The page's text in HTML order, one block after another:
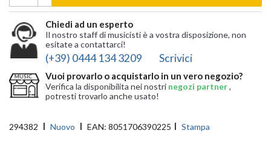
Chiedi ad un esperto
Il nostro staff di musicisti è a vostra disposizione, non
esitate a contattarci!
(+39) 0444 134 3209 Scrivici
Vuoi provarlo o acquistarlo in un vero negozio?
Verifica la disponibilita nei nostri negozi partner,
potresti trovarlo anche usato!
294382 Nuovo EAN: 8051706390225 Stampa